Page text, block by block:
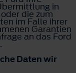
in
die zum
im Falle ihrer
Garantien
an das Ford
Daten wir